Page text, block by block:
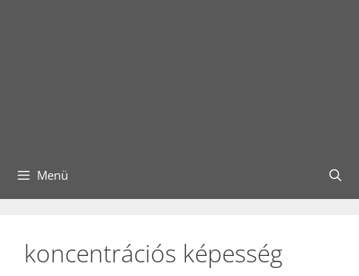
Menü
koncentrációs képesség